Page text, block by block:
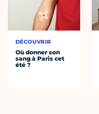
DÉCOUVRIR
Où donner son
sang à Paris cet
été ?